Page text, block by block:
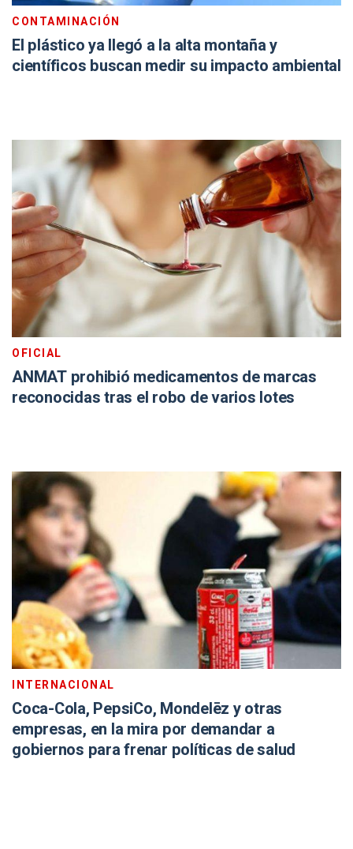
CONTAMINACIÓN
El plástico ya llegó a la alta montaña y
científicos buscan medir su impacto ambiental
OFICIAL
ANMAT prohibió medicamentos de marcas
reconocidas tras el robo de varios lotes
INTERNACIONAL
Coca-Cola, PepsiCo, Mondelēz y otras
empresas, en la mira por demandar a
gobiernos para frenar políticas de salud